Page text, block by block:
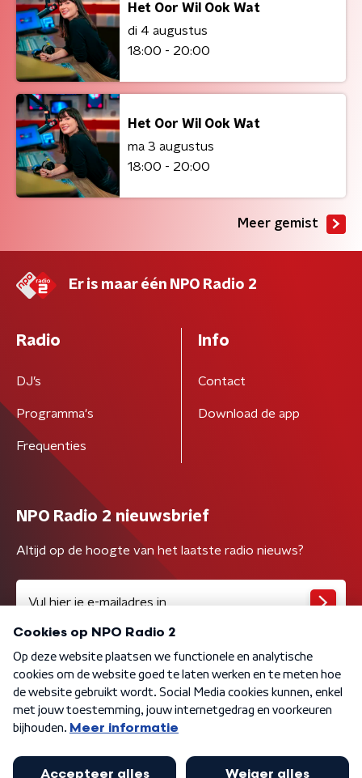
Het Oor Wil Ook Wat
di 4 augustus
18:00 - 20:00
Het Oor Wil Ook Wat
ma 3 augustus
18:00 - 20:00
Meer gemist
Er is maar één NPO Radio 2
Radio
DJ’s
Programma's
Frequenties
Info
Contact
Download de app
NPO Radio 2 nieuwsbrief
Altijd op de hoogte van het laatste radio nieuws?
Algemene voorwaarden